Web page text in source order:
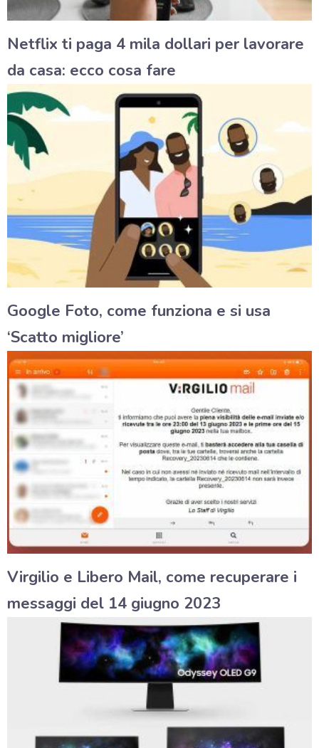
Netflix ti paga 4 mila dollari per lavorare
da casa: ecco cosa fare
Google Foto, come funziona e si usa
‘Scatto migliore’
Virgilio e Libero Mail, come recuperare i
messaggi del 14 giugno 2023